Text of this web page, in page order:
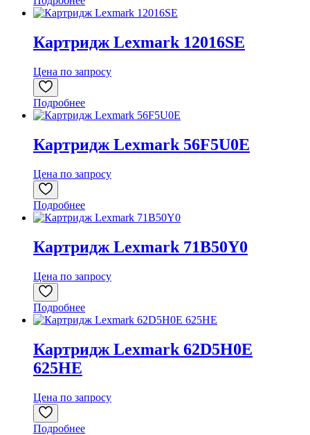
Картридж Lexmark 12016SE
Цена по запросу
Подробнее
Картридж Lexmark 56F5U0E
Цена по запросу
Подробнее
Картридж Lexmark 71B50Y0
Цена по запросу
Подробнее
Картридж Lexmark 62D5H0E
625HE
Цена по запросу
Подробнее